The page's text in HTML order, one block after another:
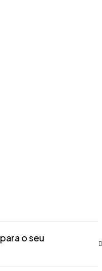
o seu